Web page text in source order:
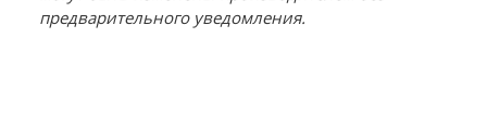
предварительного уведомления.